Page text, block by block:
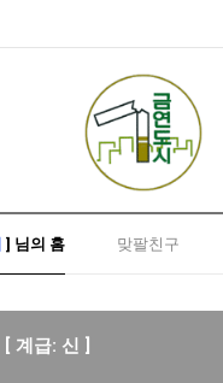
] 님의 홈 맞팔친구
계급: 신 ]